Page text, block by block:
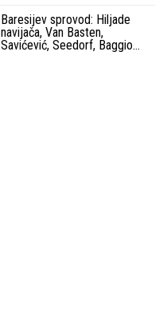
Baresijev sprovod: Hiljade
navijača, Van Basten,
Savićević, Seedorf, Baggio…